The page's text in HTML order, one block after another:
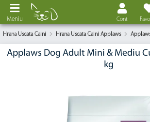
Cont
Meniu
Hrana Uscata Caini Hrana Uscata Caini Applaws
Applaws Dog Adult Mini & Mediu
kg